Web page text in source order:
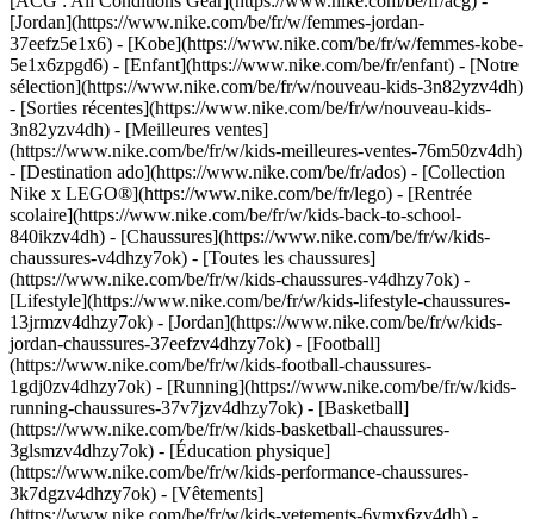
[Jordan](https://www.nike.com/be/fr/w/femmes-jordan-
37eefz5e1x6) - [Kobe](https://www.nike.com/be/fr/w/femmes-kobe-
5e1x6zpgd6) - [Enfant](https://www.nike.com/be/fr/enfant) - [Notre
sélection](https://www.nike.com/be/fr/w/nouveau-kids-3n82yzv4dh)
- [Sorties récentes](https://www.nike.com/be/fr/w/nouveau-kids-
3n82yzv4dh) - [Meilleures ventes]
(https://www.nike.com/be/fr/w/kids-meilleures-ventes-76m50zv4dh)
- [Destination ado](https://www.nike.com/be/fr/ados) - [Collection
Nike x LEGO®](https://www.nike.com/be/fr/lego) - [Rentrée
scolaire](https://www.nike.com/be/fr/w/kids-back-to-school-
840ikzv4dh) - [Chaussures](https://www.nike.com/be/fr/w/kids-
chaussures-v4dhzy7ok) - [Toutes les chaussures]
(https://www.nike.com/be/fr/w/kids-chaussures-v4dhzy7ok) -
[Lifestyle](https://www.nike.com/be/fr/w/kids-lifestyle-chaussures-
13jrmzv4dhzy7ok) - [Jordan](https://www.nike.com/be/fr/w/kids-
jordan-chaussures-37eefzv4dhzy7ok) - [Football]
(https://www.nike.com/be/fr/w/kids-football-chaussures-
1gdj0zv4dhzy7ok) - [Running](https://www.nike.com/be/fr/w/kids-
running-chaussures-37v7jzv4dhzy7ok) - [Basketball]
(https://www.nike.com/be/fr/w/kids-basketball-chaussures-
3glsmzv4dhzy7ok) - [Éducation physique]
(https://www.nike.com/be/fr/w/kids-performance-chaussures-
3k7dgzv4dhzy7ok) - [Vêtements]
(https://www.nike.com/be/fr/w/kids-vetements-6ymx6zv4dh) -